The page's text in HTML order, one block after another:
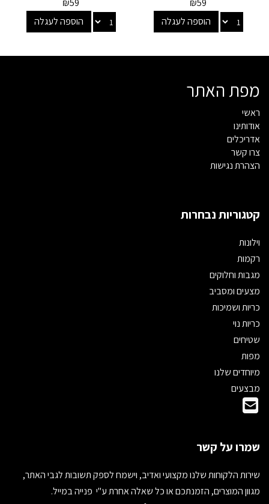
₪59
הוספה לעגלה
₪59
הוספה לעגלה
מפת האתר
ראשי
אודותינו
אדריכלים
צרו קשר
הצהרת נגישות
קטגוריות נבחרות
וילונות
רקמות
מגבות וחלוקים
מצעים ומסביב
כריות ושמיכות
כריות נוי
שטיחים
מפות
מיוחדים שלנו
מבצעים
שמרו על קשר
שירות הלקוחות שלנו מקצועי ואדיב, וישמח לספק תשובות לגבי האתר,
מגוון המוצרים, הזמנתכם או כל שאלה אחרת ע"י פנייה במייל.